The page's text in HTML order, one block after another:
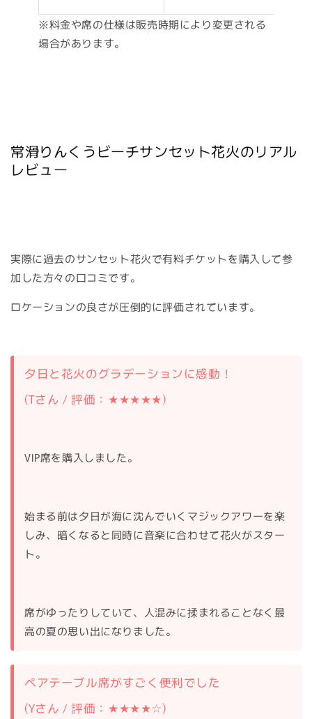
※料金や席の仕様は販売時期により変更される
場合があります。
常滑りんくうビーチサンセット花火のリアル
レビュー
実際に過去のサンセット花火で有料チケットを購入して参
加した方々の口コミです。
ロケーションの良さが圧倒的に評価されています。
夕日と花火のグラデーションに感動！
(Tさん / 評価：★★★★★)
VIP席を購入しました。
始まる前は夕日が海に沈んでいくマジックアワーを楽
しみ、暗くなると同時に音楽に合わせて花火がスター
ト。
席がゆったりしていて、人混みに揉まれることなく最
高の夏の思い出になりました。
ペアテーブル席がすごく便利でした
(Yさん / 評価：★★★★☆)